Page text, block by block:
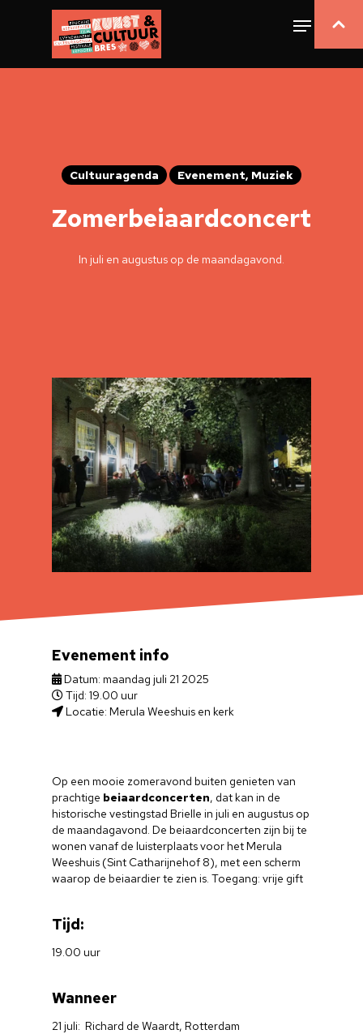
Cultuuragenda Evenement, Muziek
Zomerbeiaardconcert
In juli en augustus op de maandagavond.
Op een mooie zomeravond buiten genieten van
prachtige beiaardconcerten, dat kan in de
historische vestingstad Brielle in juli en augustus op
de maandagavond. De beiaardconcerten zijn bij te
wonen vanaf de luisterplaats voor het Merula
Weeshuis (Sint Catharijnehof 8), met een scherm
waarop de beiaardier te zien is. Toegang: vrije gift
Tijd:
19.00 uur
Wanneer
21 juli: Richard de Waardt, Rotterdam
Evenement info
Datum: maandag juli 21 2025
Tijd: 19.00 uur
Locatie: Merula Weeshuis en kerk